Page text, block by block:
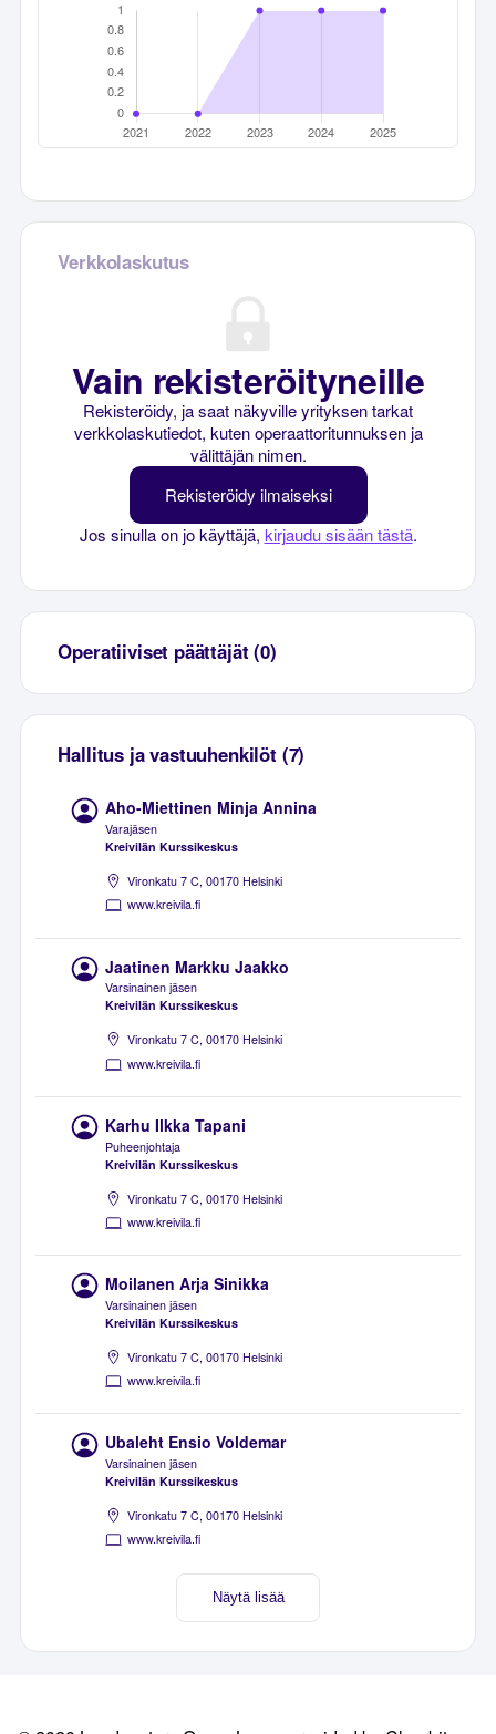
Verkkolaskutus
Vain rekisteröityneille
Rekisteröidy, ja saat näkyville yrityksen tarkat
verkkolaskutiedot, kuten operaattoritunnuksen ja
välittäjän nimen.
Rekisteröidy ilmaiseksi
Jos sinulla on jo käyttäjä, kirjaudu sisään tästä.
Operatiiviset päättäjät (0)
Hallitus ja vastuuhenkilöt (7)
Aho-Miettinen Minja Annina
Varajäsen
Kreivilän Kurssikeskus
Vironkatu 7 C, 00170 Helsinki
www.kreivila.fi
Jaatinen Markku Jaakko
Varsinainen jäsen
Kreivilän Kurssikeskus
Vironkatu 7 C, 00170 Helsinki
www.kreivila.fi
Karhu Ilkka Tapani
Puheenjohtaja
Kreivilän Kurssikeskus
Vironkatu 7 C, 00170 Helsinki
www.kreivila.fi
Moilanen Arja Sinikka
Varsinainen jäsen
Kreivilän Kurssikeskus
Vironkatu 7 C, 00170 Helsinki
www.kreivila.fi
Ubaleht Ensio Voldemar
Varsinainen jäsen
Kreivilän Kurssikeskus
Vironkatu 7 C, 00170 Helsinki
www.kreivila.fi
Näytä lisää